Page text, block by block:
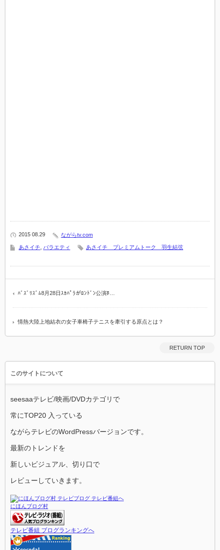
2015 08.29 ながらtv.com
あさイチ バラエティ あさイチ プレミアムトーク 羽生結弦
ﾊﾞｽﾞﾘｽﾞﾑ8月28日ｽｶﾊﾟﾗがﾛﾝﾄﾞﾝ公演ﾎ…
情熱大陸上地結衣の女子車椅子テニスを牽引する原点とは？
RETURN TOP
このサイトについて
seesaaテレビ/映画/DVDカテゴリで
常にTOP20 入っている
ながらテレビのWordPressバージョンです。
最新のトレンドを
新しいビジュアル、切り口で
レビューしていきます。
にほんブログ村
テレビ番組 ブログランキングへ